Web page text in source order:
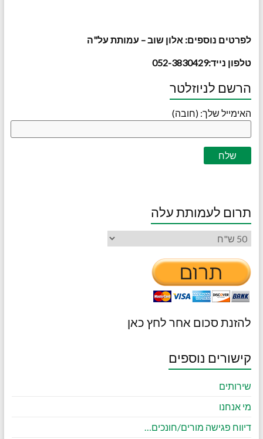
לפרטים נוספים: אלון שוב – עמותת על"ה
טלפון נייד:052-3830429
הרשם לניוזלטר
האימייל שלך: (חובה)
תרום לעמותת עלה
להזנת סכום אחר לחץ כאן
קישורים נוספים
שירותים
מי אנחנו
דיווח פגישה מורים/חונכים…